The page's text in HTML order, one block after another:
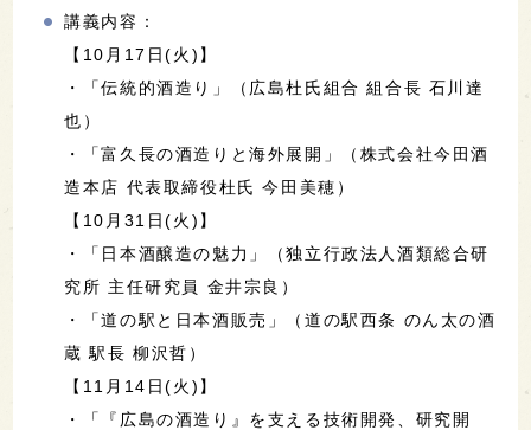
講義内容：
【10月17日(火)】
・「伝統的酒造り」（広島杜氏組合 組合長 石川達
也）
・「富久長の酒造りと海外展開」（株式会社今田酒
造本店 代表取締役杜氏 今田美穂）
【10月31日(火)】
・「日本酒醸造の魅力」（独立行政法人酒類総合研
究所 主任研究員 金井宗良）
・「道の駅と日本酒販売」（道の駅西条 のん太の酒
蔵 駅長 柳沢哲）
【11月14日(火)】
・「『広島の酒造り』を支える技術開発、研究開